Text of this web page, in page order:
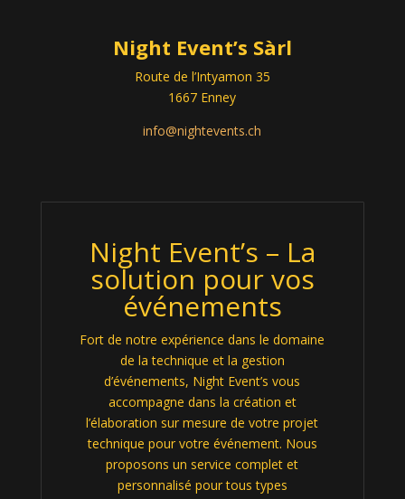
Night Event’s Sàrl
Route de l’Intyamon 35
1667 Enney
info@nightevents.ch
Night Event’s – La
solution pour vos
événements
Fort de notre expérience dans le domaine
de la technique et la gestion
d’événements, Night Event’s vous
accompagne dans la création et
l’élaboration sur mesure de votre projet
technique pour votre événement. Nous
proposons un service complet et
personnalisé pour tous types